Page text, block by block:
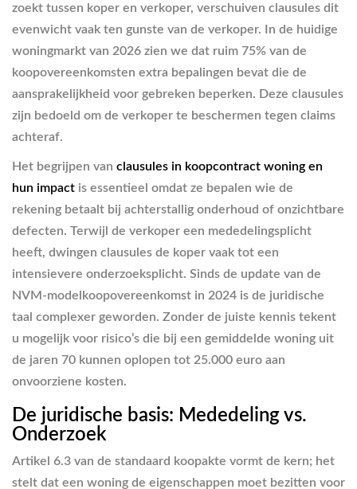
zoekt tussen koper en verkoper, verschuiven clausules dit
evenwicht vaak ten gunste van de verkoper. In de huidige
woningmarkt van 2026 zien we dat ruim 75% van de
koopovereenkomsten extra bepalingen bevat die de
aansprakelijkheid voor gebreken beperken. Deze clausules
zijn bedoeld om de verkoper te beschermen tegen claims
achteraf.
Het begrijpen van clausules in koopcontract woning en
hun impact is essentieel omdat ze bepalen wie de
rekening betaalt bij achterstallig onderhoud of onzichtbare
defecten. Terwijl de verkoper een mededelingsplicht
heeft, dwingen clausules de koper vaak tot een
intensievere onderzoeksplicht. Sinds de update van de
NVM-modelkoopovereenkomst in 2024 is de juridische
taal complexer geworden. Zonder de juiste kennis tekent
u mogelijk voor risico’s die bij een gemiddelde woning uit
de jaren 70 kunnen oplopen tot 25.000 euro aan
onvoorziene kosten.
De juridische basis: Mededeling vs.
Onderzoek
Artikel 6.3 van de standaard koopakte vormt de kern; het
stelt dat een woning de eigenschappen moet bezitten voor